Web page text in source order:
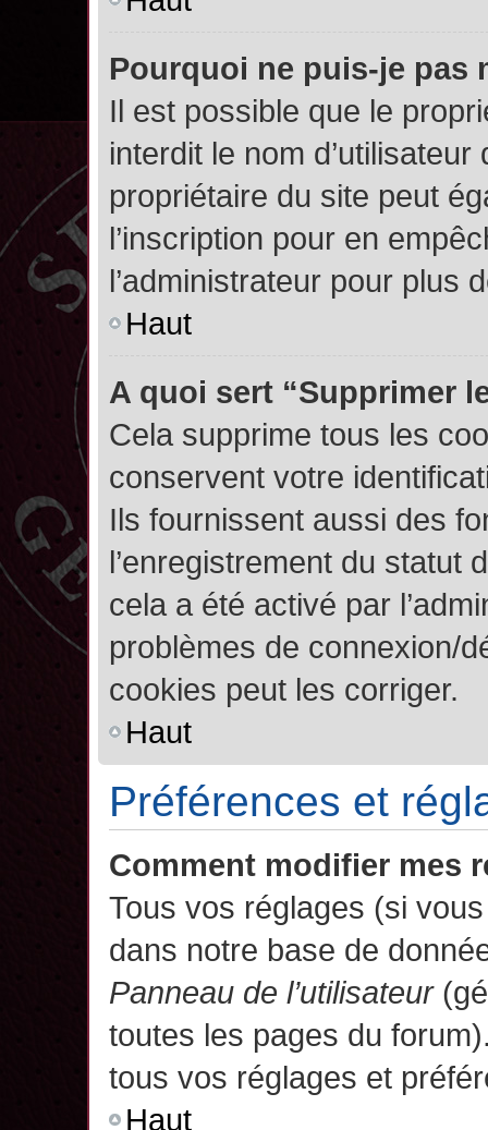
Pourquoi ne puis-je pas
Il est possible que le
interdit le nom
propriétaire du site peut
l’inscription pour en
l’administrateur pour plus
Haut
A quoi sert “Supprimer
Cela supprime tous les
conservent votre
Ils fournissent aussi des
l’enregistrement du statut
cela a été activé par
problèmes de connexion/
cookies peut les corriger.
Haut
Préférences et
Comment modifier mes
Tous vos réglages (si
dans notre base de
Panneau de l’utilisateur
toutes les pages du
tous vos réglages et
Haut